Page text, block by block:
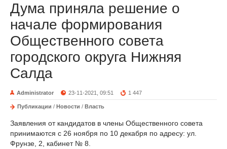
Дума приняла решение о
начале формирования
Общественного совета
городского округа Нижняя
Салда
Administrator 23-11-2021, 09:51 1 447
Публикации / Новости / Власть
Заявления от кандидатов в члены Общественного совета
принимаются с 26 ноября по 10 декабря по адресу: ул.
Фрунзе, 2, кабинет № 8.